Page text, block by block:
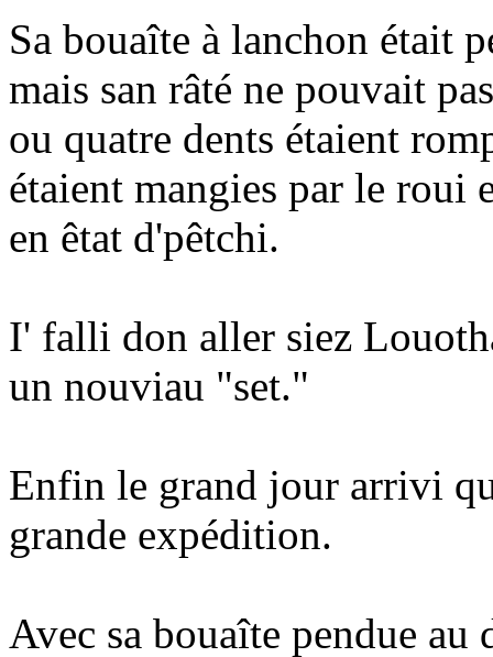
Sa bouaîte à lanchon était
mais san râté ne pouvait
ou quatre dents étaient
étaient mangies par le roui
en êtat d'pêtchi.
I' falli don aller siez
un nouviau "set."
Enfin le grand jour arrivi
grande expédition.
Avec sa bouaîte pendue au